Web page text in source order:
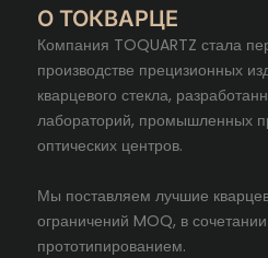
О ТОКВАРЦЕ
Компания TOQUARTZ стала
производстве прецизионных
кварцевого стекла,
лабораторий, промышленных
оптических центров.
Мы поставляем лучшие
ограничений MOQ, в
прототипированием.